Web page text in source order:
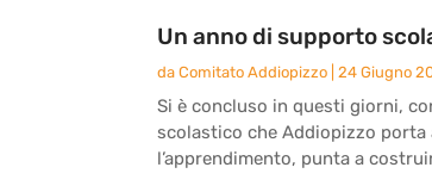
Un anno di supporto
da Comitato Addiopizzo 24 Giugno
Si è concluso in questi giorni,
scolastico che Addiopizzo porta
l’apprendimento, punta a